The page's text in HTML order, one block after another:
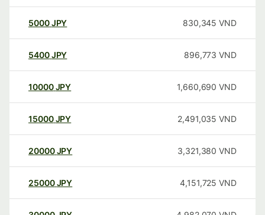
5000JPY 830,345 VND
5400JPY 896,773 VND
10000 JPY 1,660,690 VND
15000 JPY 2,491,035 VND
20000 JPY 3,321,380 VND
25000 JPY 4,151,725 VND